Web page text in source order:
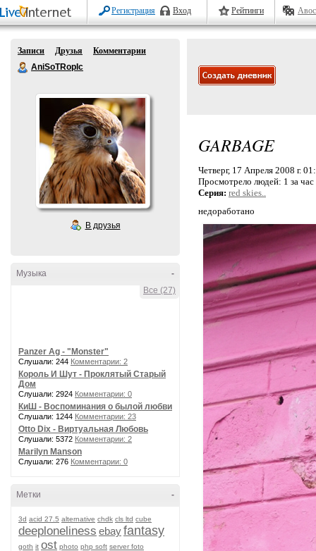
Регистрация Вход Рейтинги
Записи Друзья
Комментарии
AniSoTRopIc
В друзья
-
Музыка
Все (27)
Panzer Ag - "Monster"
Слушали: 244 Комментарии: 2
Король И Шут - Проклятый Старый
Дом
Слушали: 2924 Комментарии: 0
КиШ - Воспоминания о былой любви
Слушали: 1244 Комментарии: 23
Otto Dix - Виртуальная Любовь
Слушали: 5372 Комментарии: 2
Marilyn Manson
Слушали: 276 Комментарии: 0
-
Метки
3d acid 27.5 alternative chdk cls ltd cube
deeploneliness ebayfantasy
goth it ost photo php soft server foto
GARBAGE
Четверг, 17 Апреля 2008 г.
Просмотрело людей: 1 за
Серия: red skies..
недоработано